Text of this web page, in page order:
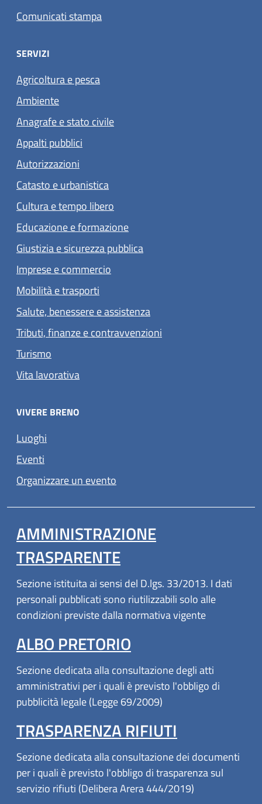
Comunicati stampa
SERVIZI
Agricoltura e pesca
Ambiente
Anagrafe e stato civile
Appalti pubblici
Autorizzazioni
Catasto e urbanistica
Cultura e tempo libero
Educazione e formazione
Giustizia e sicurezza pubblica
Imprese e commercio
Mobilità e trasporti
Salute, benessere e assistenza
Tributi, finanze e contravvenzioni
Turismo
Vita lavorativa
VIVERE BRENO
Luoghi
Eventi
Organizzare un evento
AMMINISTRAZIONE
TRASPARENTE
Sezione istituita ai sensi del D.lgs. 33/2013. I dati
personali pubblicati sono riutilizzabili solo alle
condizioni previste dalla normativa vigente
ALBO PRETORIO
Sezione dedicata alla consultazione degli atti
amministrativi per i quali è previsto l'obbligo di
pubblicità legale (Legge 69/2009)
TRASPARENZA RIFIUTI
Sezione dedicata alla consultazione dei documenti
per i quali è previsto l'obbligo di trasparenza sul
servizio rifiuti (Delibera Arera 444/2019)